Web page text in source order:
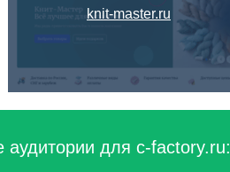
knit-master.ru
аудитории для c-factory.ru: